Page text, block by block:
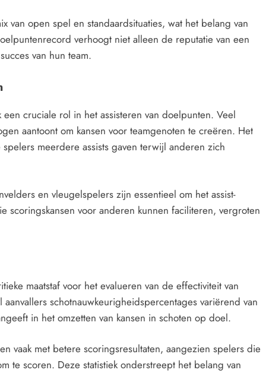
van open spel en standaardsituaties, wat het belang van
verhoogt niet alleen de reputatie van een
van hun team.
cruciale rol in het assisteren van doelpunten. Veel
aantoont om kansen voor teamgenoten te creëren. Het
meerdere assists gaven terwijl anderen zich
en vleugelspelers zijn essentieel om het assist-
scoringskansen voor anderen kunnen faciliteren, vergroten
maatstaf voor het evalueren van de effectiviteit van
schotnauwkeurigheidspercentages variërend van
in het omzetten van kansen in schoten op doel.
vaak met betere scoringsresultaten, aangezien spelers die
te scoren. Deze statistiek onderstreept het belang van